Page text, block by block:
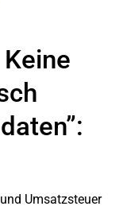
Umsatzsteuer